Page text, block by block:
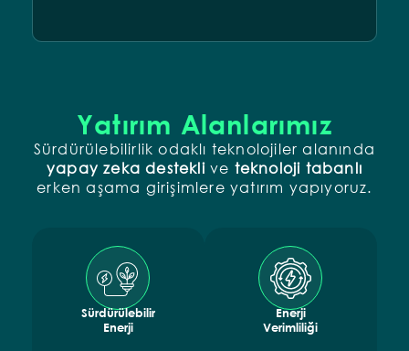
Yatırım Alanlarımız
Sürdürülebilirlik odaklı teknolojiler alanında
yapay zeka destekli ve teknoloji tabanlı
erken aşama girişimlere yatırım yapıyoruz.
Sürdürülebilir
Enerji
Enerji
Verimliliği